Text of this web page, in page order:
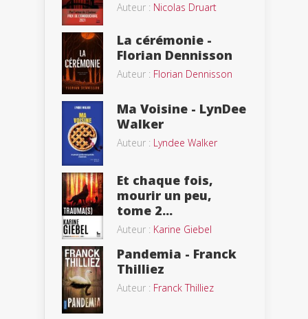
Auteur : Nicolas Druart
La cérémonie -
Florian Dennisson
Auteur : Florian Dennisson
Ma Voisine - LynDee
Walker
Auteur : Lyndee Walker
Et chaque fois,
mourir un peu,
tome 2...
Auteur : Karine Giebel
Pandemia - Franck
Thilliez
Auteur : Franck Thilliez